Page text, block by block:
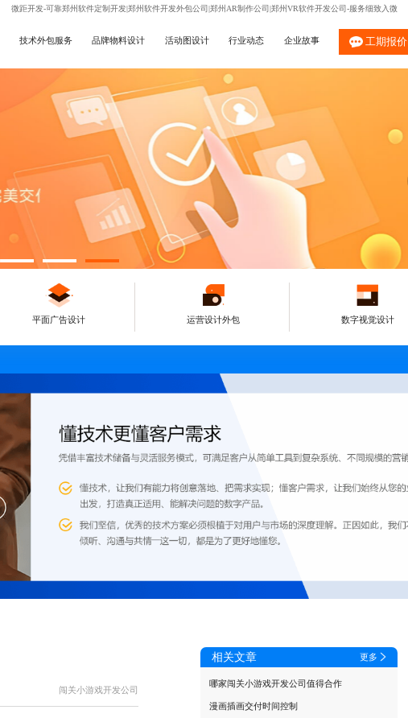
微距开发-可靠郑州软件定制开发|郑州软件开发外包公司|郑州AR制作公司|郑州VR软件开发公司-服务细致入微
技术外包服务 品牌物料设计 活动图设计 行业动态 企业故事 工期报价
平面广告设计 运营设计外包 数字视觉设计
闯关小游戏开发公司
相关文章 更多
哪家闯关小游戏开发公司值得合作
漫画插画交付时间控制